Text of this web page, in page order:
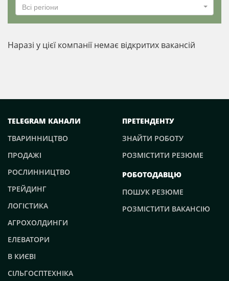
Всі регіони
Наразі у цієї компанії немає відкритих вакансій
TELEGRAM КАНАЛИ
ТВАРИННИЦТВО
ПРОДАЖІ
РОСЛИННИЦТВО
ТРЕЙДИНГ
ЛОГІСТИКА
АГРОХОЛДИНГИ
ЕЛЕВАТОРИ
В КИЄВІ
СІЛЬГОСПТЕХНІКА
ПРЕТЕНДЕНТУ
ЗНАЙТИ РОБОТУ
РОЗМІСТИТИ РЕЗЮМЕ
РОБОТОДАВЦЮ
ПОШУК РЕЗЮМЕ
РОЗМІСТИТИ ВАКАНСІЮ